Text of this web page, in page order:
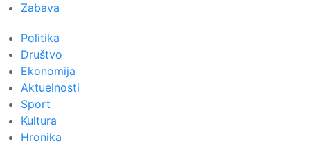
Zabava
Politika
Društvo
Ekonomija
Aktuelnosti
Sport
Kultura
Hronika